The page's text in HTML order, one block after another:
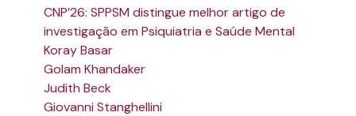
CNP’26: SPPSM distingue melhor artigo de
investigação em Psiquiatria e Saúde Mental
Koray Basar
Golam Khandaker
Judith Beck
Giovanni Stanghellini